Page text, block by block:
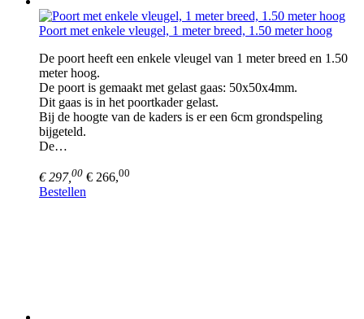
Poort met enkele vleugel, 1 meter breed, 1.50 meter hoog
De poort heeft een enkele vleugel van 1 meter breed en 1.50
meter hoog.
De poort is gemaakt met gelast gaas: 50x50x4mm.
Dit gaas is in het poortkader gelast.
Bij de hoogte van de kaders is er een 6cm grondspeling
bijgeteld.
De…
€ 297, 00 € 266,00
Bestellen